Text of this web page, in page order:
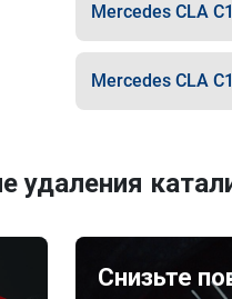
Mercedes CLA
Mercedes CLA
Снизьте